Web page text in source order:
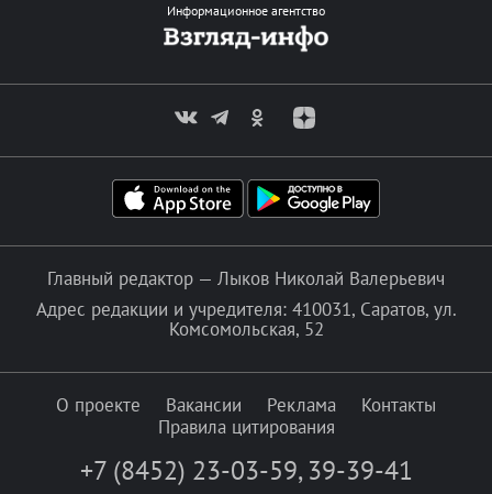
Информационное агентство
Главный редактор — Лыков Николай Валерьевич
Адрес редакции и учредителя: 410031, Саратов, ул.
Комсомольская, 52
О проекте Вакансии Реклама
Контакты
Правила цитирования
+7 (8452) 23-03-59, 39-39-41